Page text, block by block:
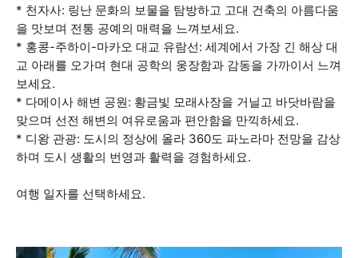
* 천자사: 링난 문화의 보물을 탐방하고 고대 건축의 아름다움
을 맛보며 전통 공예의 매력을 느껴보세요.
* 홍콩-주하이-마카오 대교 유람선: 세계에서 가장 긴 해상 대
교 아래를 오가며 현대 공학의 웅장함과 감동을 가까이서 느껴
보세요.
* 다메이사 해변 공원: 황금빛 모래사장을 거닐고 바닷바람을
맞으며 선전 해변의 여유로움과 편안함을 만끽하세요.
* 디왕 관광: 도시의 정상에 올라 360도 파노라마 전망을 감상
하며 도시 생활의 번영과 활력을 경험하세요.
여행 일자를 선택하세요.